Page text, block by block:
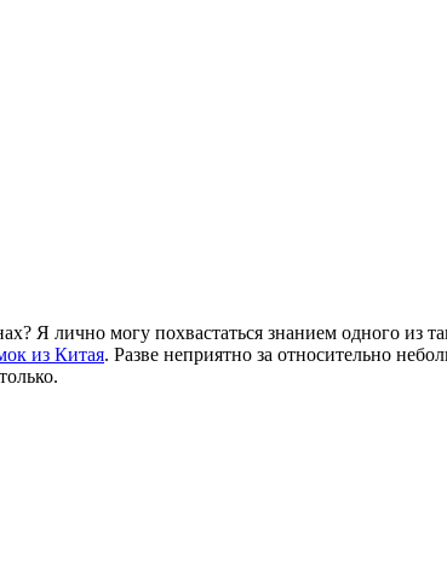
Я лично могу похвастаться знанием одного из
из Китая. Разве неприятно за относительно